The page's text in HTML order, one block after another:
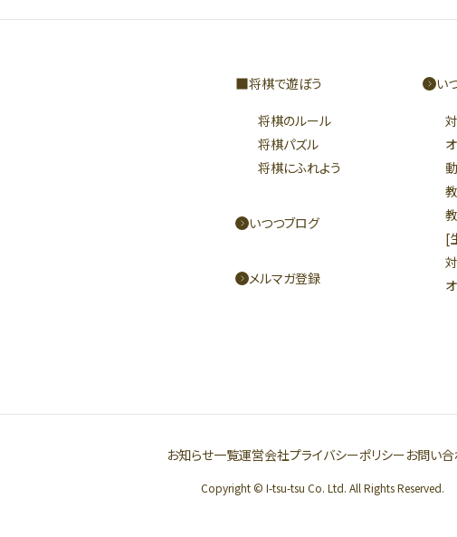
将棋で遊ぼう
将棋のルール
将棋パズル
将棋にふれよう
いつつブログ
メルマガ登録
い
[
お知らせ一覧運営会社プライバシーポリシーお問い
Copyright © I-tsu-tsu Co. Ltd. All Rights Reserved.